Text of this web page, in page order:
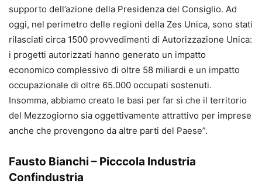
supporto dell’azione della Presidenza del Consiglio. Ad
oggi, nel perimetro delle regioni della Zes Unica, sono stati
rilasciati circa 1500 provvedimenti di Autorizzazione Unica:
i progetti autorizzati hanno generato un impatto
economico complessivo di oltre 58 miliardi e un impatto
occupazionale di oltre 65.000 occupati sostenuti.
Insomma, abbiamo creato le basi per far sì che il territorio
del Mezzogiorno sia oggettivamente attrattivo per imprese
anche che provengono da altre parti del Paese”.
Fausto Bianchi – Picccola Industria
Confindustria